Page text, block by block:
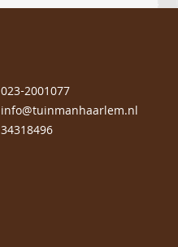
023-2001077
info@tuinmanhaarlem.nl
34318496